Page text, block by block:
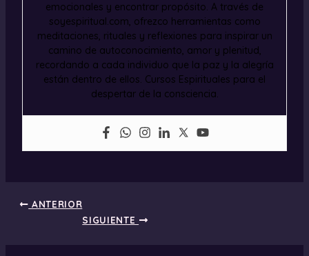
emocionales y encontrar propósito. A través de
soyespiritual.com, ofrezco herramientas como
meditaciones, rituales y reflexiones para inspirar un
camino de autoconocimiento, amor y plenitud,
recordando a cada individuo que la paz y la alegría
están dentro de ellos. Cursos Espirituales para el
despertar de la consciencia.
ANTERIOR
SIGUIENTE